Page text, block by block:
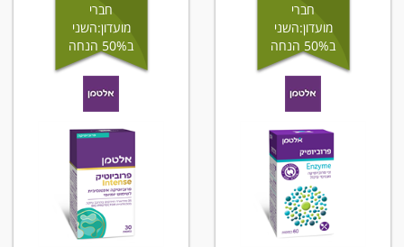
חברי
מועדון:השני
ב50% הנחה
חברי
מועדון:השני
ב50% הנחה